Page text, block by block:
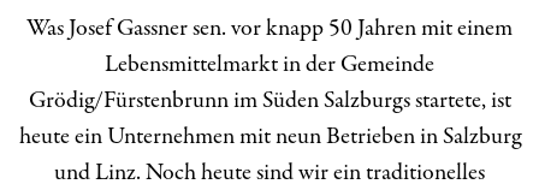
Was Josef Gassner sen. vor knapp 50 Jahren mit einem
Lebensmittelmarkt in der Gemeinde
Grödig/Fürstenbrunn im Süden Salzburgs startete, ist
heute ein Unternehmen mit neun Betrieben in Salzburg
und Linz. Noch heute sind wir ein traditionelles